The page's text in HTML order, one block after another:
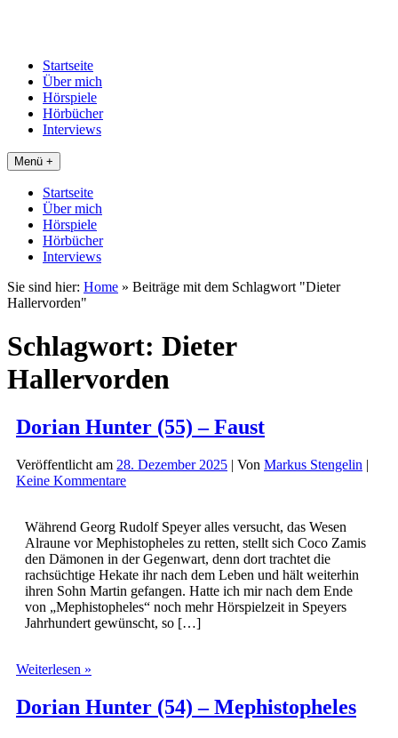
Startseite
Über mich
Hörspiele
Hörbücher
Interviews
Menü +
Startseite
Über mich
Hörspiele
Hörbücher
Interviews
Sie sind hier: Home » Beiträge mit dem Schlagwort "Dieter
Hallervorden"
Schlagwort: Dieter
Hallervorden
Dorian Hunter (55) – Faust
Veröffentlicht am 28. Dezember 2025 | Von Markus Stengelin |
Keine Kommentare
Während Georg Rudolf Speyer alles versucht, das Wesen
Alraune vor Mephistopheles zu retten, stellt sich Coco Zamis
den Dämonen in der Gegenwart, denn dort trachtet die
rachsüchtige Hekate ihr nach dem Leben und hält weiterhin
ihren Sohn Martin gefangen. Hatte ich mir nach dem Ende
von „Mephistopheles“ noch mehr Hörspielzeit in Speyers
Jahrhundert gewünscht, so […]
Weiterlesen »
(55)
–
Dorian Hunter (54) – Mephistopheles